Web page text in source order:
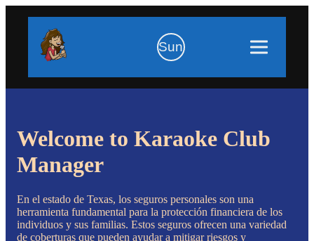
Sun
Welcome to Karaoke Club
Manager
En el estado de Texas, los seguros personales son una
herramienta fundamental para la protección financiera de los
individuos y sus familias. Estos seguros ofrecen una variedad
de coberturas que pueden ayudar a mitigar riesgos y